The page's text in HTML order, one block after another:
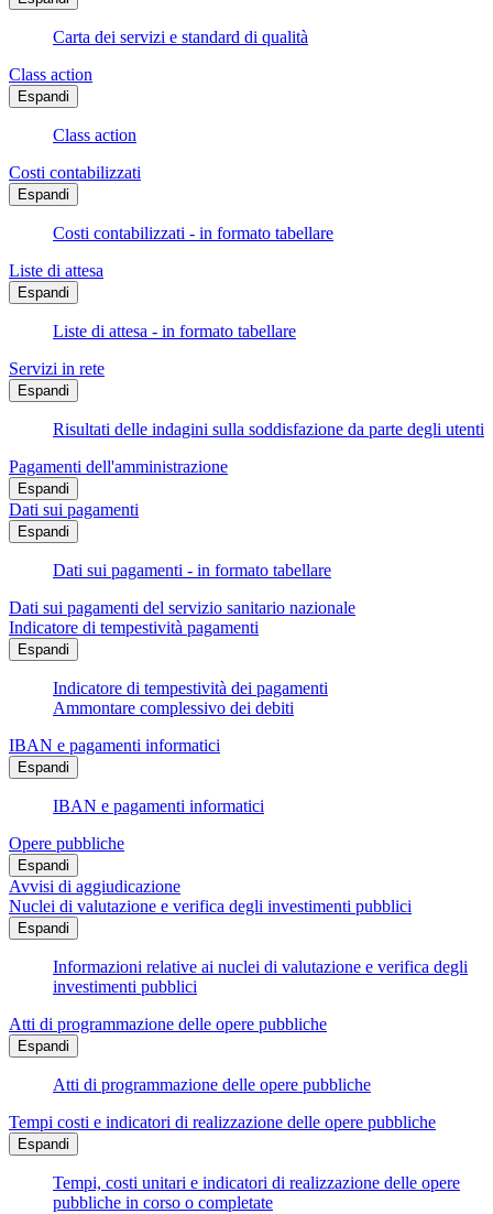
Carta dei servizi e standard di qualità
Class action
Espandi
Class action
Costi contabilizzati
Espandi
Costi contabilizzati - in formato tabellare
Liste di attesa
Espandi
Liste di attesa - in formato tabellare
Servizi in rete
Espandi
Risultati delle indagini sulla soddisfazione da parte degli utenti
Pagamenti dell'amministrazione
Espandi
Dati sui pagamenti
Espandi
Dati sui pagamenti - in formato tabellare
Dati sui pagamenti del servizio sanitario nazionale
Indicatore di tempestività pagamenti
Espandi
Indicatore di tempestività dei pagamenti
Ammontare complessivo dei debiti
IBAN e pagamenti informatici
Espandi
IBAN e pagamenti informatici
Opere pubbliche
Espandi
Avvisi di aggiudicazione
Nuclei di valutazione e verifica degli investimenti pubblici
Espandi
Informazioni relative ai nuclei di valutazione e verifica degli
investimenti pubblici
Atti di programmazione delle opere pubbliche
Espandi
Atti di programmazione delle opere pubbliche
Tempi costi e indicatori di realizzazione delle opere pubbliche
Espandi
Tempi, costi unitari e indicatori di realizzazione delle opere
pubbliche in corso o completate